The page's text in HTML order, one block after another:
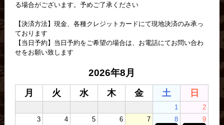
る場合がございます。予めご了承ください
【決済方法】現金、各種クレジットカードにて現地決済のみ承っ
ております
【当日予約】当日予約をご希望の場合は、お電話にてお問い合わ
せをお願い致します
2026年8月
月 火 水 木 金 土 日
1
2
3
4 5 6 7 8 9